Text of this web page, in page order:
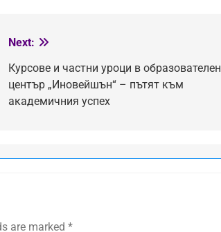
Next:
Курсове и частни уроци в образователен
център „Иновейшън“ – пътят към
академичния успех
are marked *